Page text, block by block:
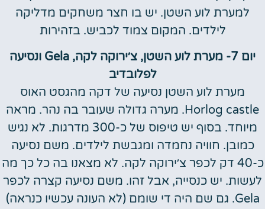
למערת לוע השטן. יש בו חצר משחקים מדליקה
לילדים. המקום צמוד לכביש. בזהירות
יום 7- מערת לוע השטן, צ׳ירוקה לקה, Gela ונסיעה
לפלובדיב
מערת לוע השטן נסיעה של דקה מהגסט האוס
Horlog castle. מערה גדולה שעובר בה נהר. מראה
מיוחד. בסוף יש טיפוס של כ-300 מדרגות. לא נגיש
כמובן. חוויה נחמדה ומגבשת לילדים. משם נסיעה
כ-40 דק לכפר צ׳ירוקה לקה. לא מצאנו בה כל כך מה
לעשות. יש כנסייה, אבל זהו. משם נסיעה קצרה לכפר
Gela. גם שם היה די שומם (לא העונה עכשיו כנראה)